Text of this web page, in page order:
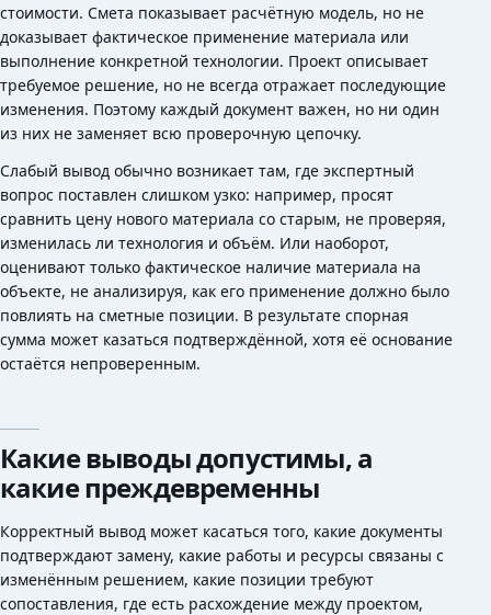
стоимости. Смета показывает расчётную модель, но не
доказывает фактическое применение материала или
выполнение конкретной технологии. Проект описывает
требуемое решение, но не всегда отражает последующие
изменения. Поэтому каждый документ важен, но ни один
из них не заменяет всю проверочную цепочку.
Слабый вывод обычно возникает там, где экспертный
вопрос поставлен слишком узко: например, просят
сравнить цену нового материала со старым, не проверяя,
изменилась ли технология и объём. Или наоборот,
оценивают только фактическое наличие материала на
объекте, не анализируя, как его применение должно было
повлиять на сметные позиции. В результате спорная
сумма может казаться подтверждённой, хотя её основание
остаётся непроверенным.
Какие выводы допустимы, а
какие преждевременны
Корректный вывод может касаться того, какие документы
подтверждают замену, какие работы и ресурсы связаны с
изменённым решением, какие позиции требуют
сопоставления, где есть расхождение между проектом,